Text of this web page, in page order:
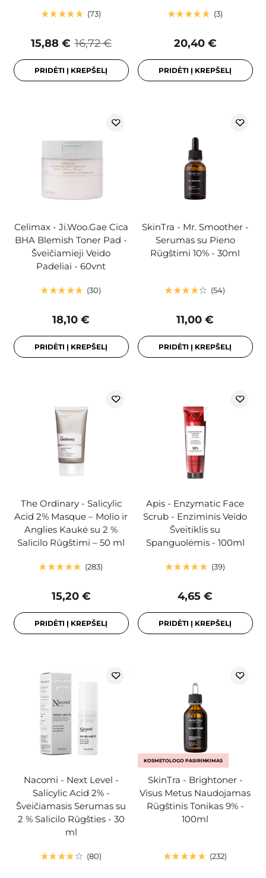
73
16,72 €
15,88 €
PRIDĖTI Į KREPŠELĮ
3
20,40 €
PRIDĖTI Į KREPŠELĮ
Celimax - Ji.Woo.Gae Cica
BHA Blemish Toner Pad -
Šveičiamieji Veido
Padeliai - 60vnt
30
18,10 €
PRIDĖTI Į KREPŠELĮ
SkinTra - Mr. Smoother -
Serumas su Pieno
Rūgštimi 10% - 30ml
54
11,00 €
PRIDĖTI Į KREPŠELĮ
The Ordinary - Salicylic
Acid 2% Masque – Molio ir
Anglies Kaukė su 2 %
Salicilo Rūgštimi – 50 ml
283
15,20 €
PRIDĖTI Į KREPŠELĮ
Apis - Enzymatic Face
Scrub - Enziminis Veido
Šveitiklis su
Spanguolėmis - 100ml
39
4,65 €
PRIDĖTI Į KREPŠELĮ
Nacomi - Next Level -
Salicylic Acid 2% -
Šveičiamasis Serumas su
2 % Salicilo Rūgšties - 30
ml
80
KOSMETOLOGO PASIRINKIMAS
SkinTra - Brightoner -
Visus Metus Naudojamas
Rūgštinis Tonikas 9% -
100ml
232